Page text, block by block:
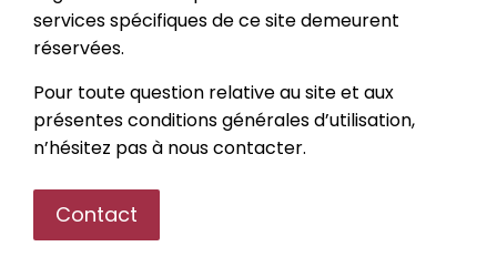
services spécifiques de ce site demeurent
réservées.
Pour toute question relative au site et aux
présentes conditions générales d’utilisation,
n’hésitez pas à nous contacter.
Contact